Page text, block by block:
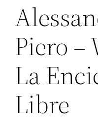
Piero –
La
Libre